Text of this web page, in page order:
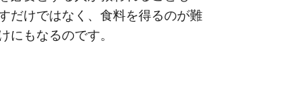
だけではなく、食料を得るのが難
にもなるのです。